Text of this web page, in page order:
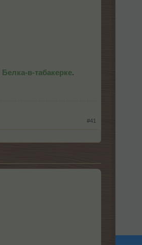
Белка-в-табакерке.
#41